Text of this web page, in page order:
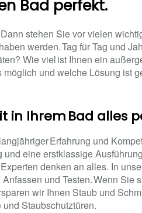
Bad perfekt.
stehen Sie vor vielen
werden. Tag für Tag und
Wie viel ist Ihnen ein
und welche Lösung ist
in Ihrem Bad alles
Erfahrung und
eine erstklassige
denken an alles. In
und Testen. Wenn Sie
wir Ihnen Staub und
Staubschutztüren.